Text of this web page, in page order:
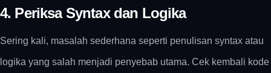
4. Periksa Syntax dan Logika
Sering kali, masalah sederhana seperti penulisan syntax atau
logika yang salah menjadi penyebab utama. Cek kembali kode